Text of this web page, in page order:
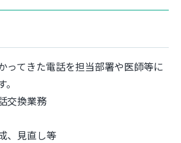
ってきた電話を担当部署や医師等に
交換業務
、見直し等